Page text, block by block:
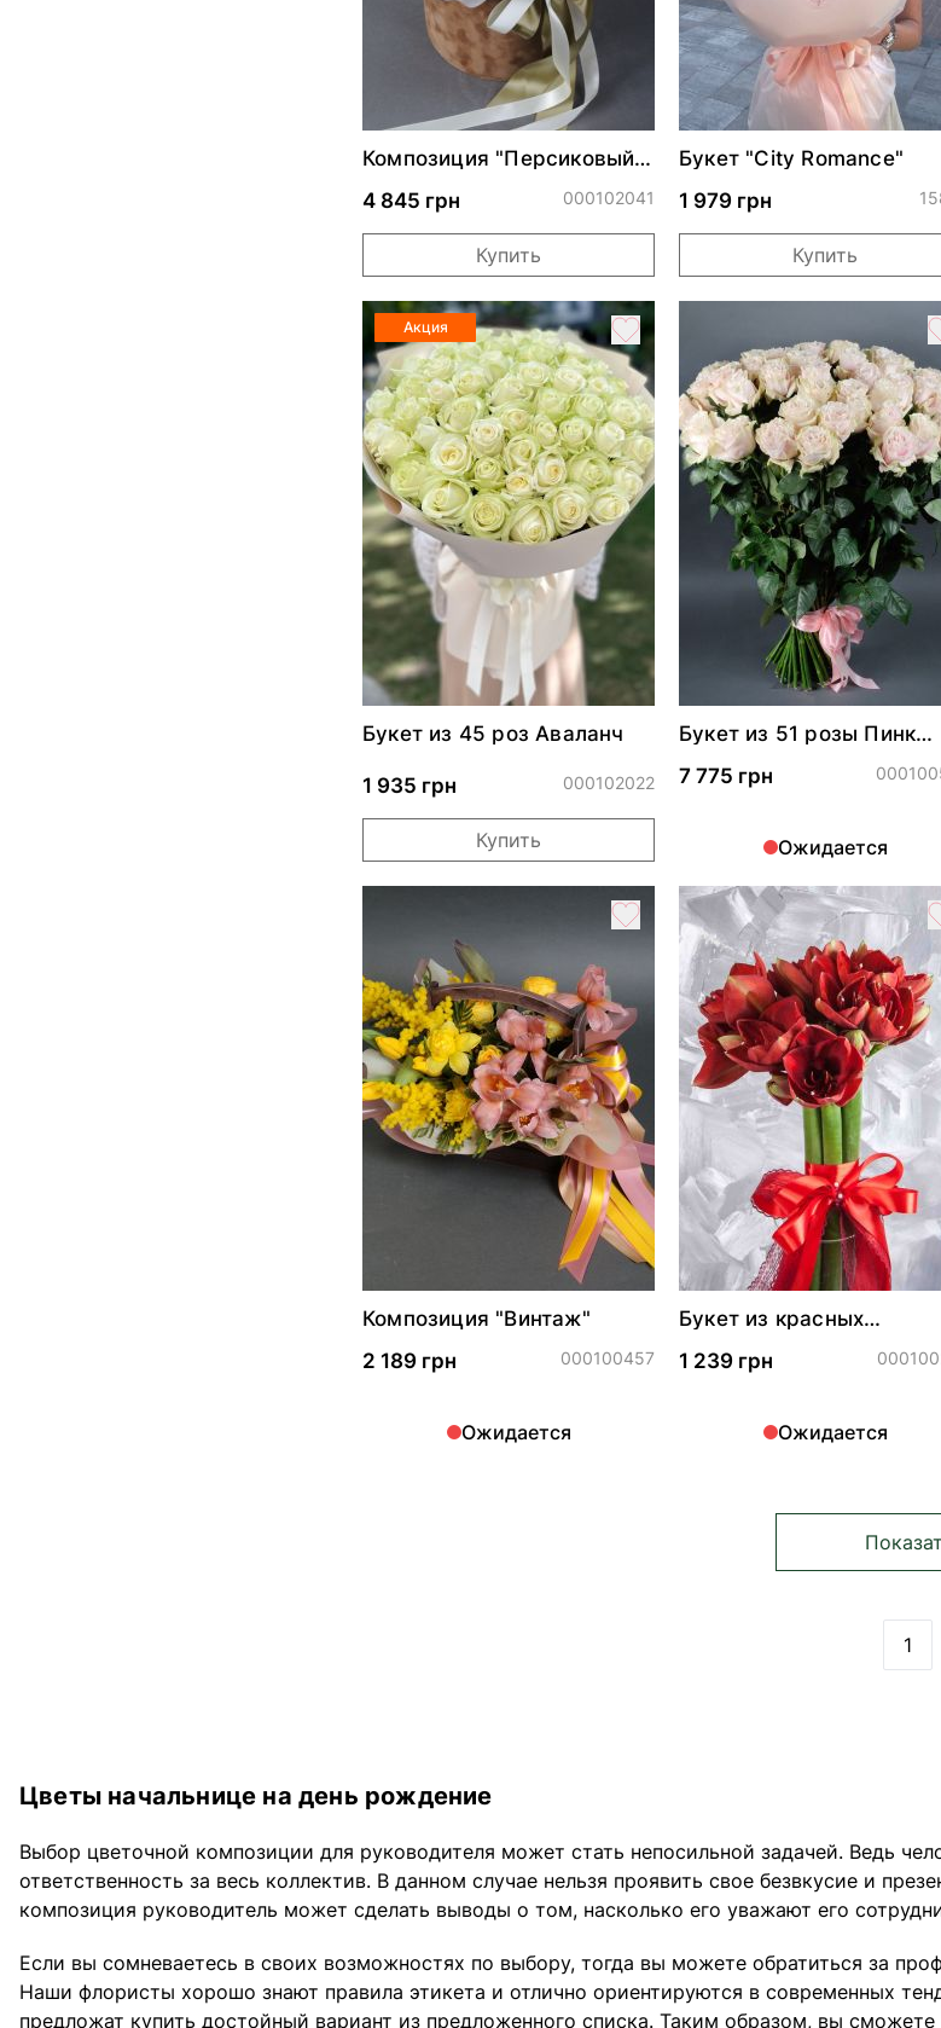
Композиция "Персиковый
4 845 грн
000102041
Купить
Букет "City Romance"
1 979 грн
Купить
Акция
Букет из 45 роз Аваланч
1 935 грн 000102022
Купить
Букет из 51 розы Пинк
7 775 грн
Ожидается
Композиция "Винтаж"
2 189 грн
000100457
Ожидается
Букет из красных
1 239 грн
Ожидается
Вы
1
Цветы начальнице на день рождение
Выбор цветочной композиции для руководителя может стать непосильной задачей. Ведь
ответственность за весь коллектив. В данном случае нельзя проявить свое безвкусие и
композиция руководитель может сделать выводы о том, насколько его уважают его
Если вы сомневаетесь в своих возможностях по выбору, тогда вы можете обратиться за
Наши флористы хорошо знают правила этикета и отлично ориентируются в современных
предложат купить достойный вариант из предложенного списка. Таким образом, вы